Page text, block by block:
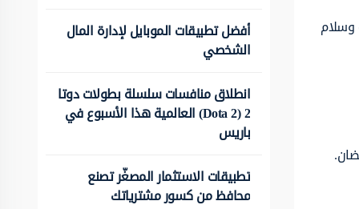
وسلام
أفضل تطبيقات الموبايل لإدارة المال
الشخصي
انطلاق منافسات سلسلة بطولات دوتا
2 (Dota 2) العالمية هذا الأسبوع في
باريس
تطبيقات الاستثمار المصغّر تصنع
محافظ من كسور مشترياتك